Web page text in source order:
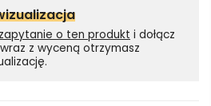
zapytanie o ten produkt i dołącz
z wyceną otrzymasz